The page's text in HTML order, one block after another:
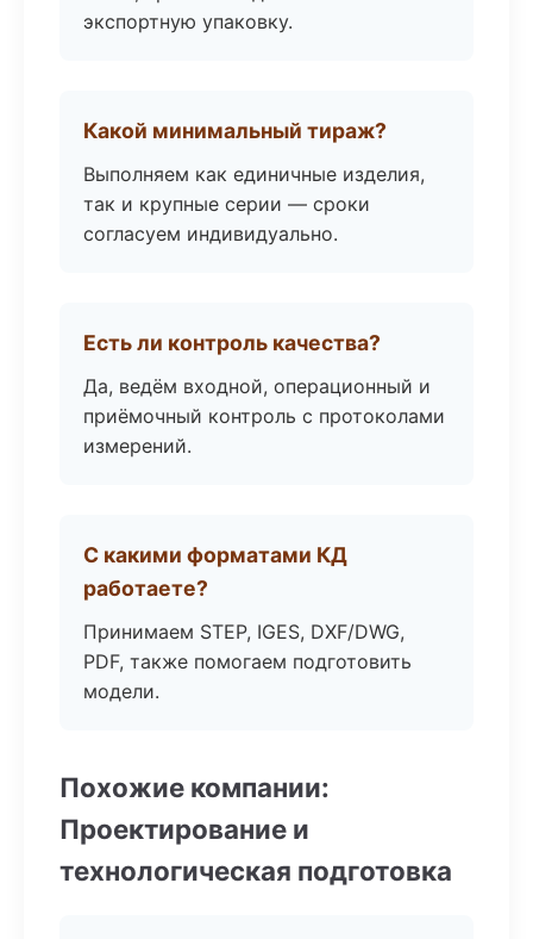
экспортную упаковку.
Какой минимальный тираж?
Выполняем как единичные изделия,
так и крупные серии — сроки
согласуем индивидуально.
Есть ли контроль качества?
Да, ведём входной, операционный и
приёмочный контроль с протоколами
измерений.
С какими форматами КД
работаете?
Принимаем STEP, IGES, DXF/DWG,
PDF, также помогаем подготовить
модели.
Похожие компании:
Проектирование и
технологическая подготовка